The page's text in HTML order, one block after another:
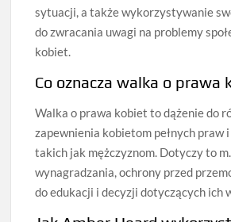
sytuacji, a także wykorzystywanie
do zwracania uwagi na problemy
kobiet.
Co oznacza walka o prawa
Walka o prawa kobiet to dążenie do
zapewnienia kobietom pełnych praw
takich jak mężczyznom. Dotyczy to
wynagradzania, ochrony przed
do edukacji i decyzji dotyczących ich